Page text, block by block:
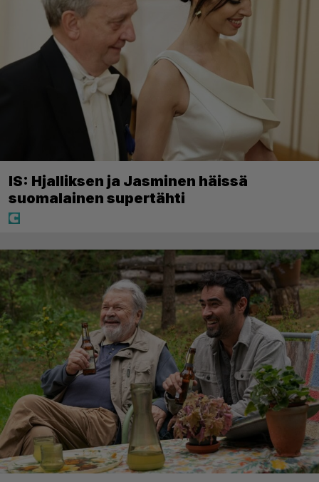
IS: Hjalliksen ja Jasminen häissä
suomalainen supertähti